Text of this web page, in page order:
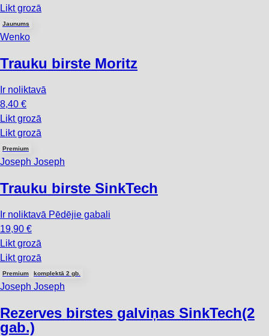
Likt grozā
Jaunums
Wenko
Trauku birste Moritz
Ir noliktavā
8,40 €
Likt grozā
Likt grozā
Premium
Joseph Joseph
Trauku birste SinkTech
Ir noliktavā Pēdējie gabali
19,90 €
Likt grozā
Likt grozā
Premium komplektā 2 gb.
Joseph Joseph
Rezerves birstes galviņas SinkTech(2
gab.)